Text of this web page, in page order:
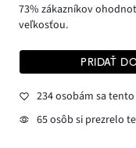
73% zákazníkov
veľkosťou.
PRIDAŤ
234 osobám sa
65 osôb si prezrelo